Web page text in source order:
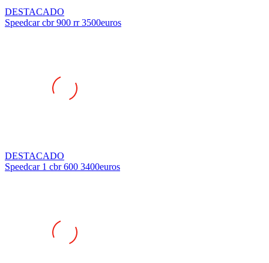
DESTACADO
Speedcar cbr 900 rr 3500euros
DESTACADO
Speedcar 1 cbr 600 3400euros